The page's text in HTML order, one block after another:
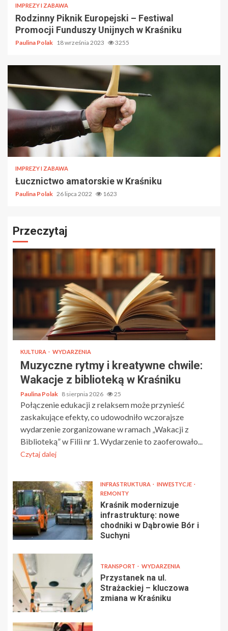
IMPREZY I ZABAWA
Rodzinny Piknik Europejski – Festiwal
Promocji Funduszy Unijnych w Kraśniku
Paulina Polak 18 września 2023 3255
IMPREZY I ZABAWA
Łucznictwo amatorskie w Kraśniku
Paulina Polak 26 lipca 2022 1623
Przeczytaj
KULTURA WYDARZENIA
Muzyczne rytmy i kreatywne chwile:
Wakacje z biblioteką w Kraśniku
Paulina Polak 8 sierpnia 2026 25
Połączenie edukacji z relaksem może przynieść
zaskakujące efekty, co udowodniło wczorajsze
wydarzenie zorganizowane w ramach „Wakacji z
Biblioteką” w Filii nr 1. Wydarzenie to zaoferowało...
Czytaj dalej
INFRASTRUKTURA
INWESTYCJE
REMONTY
Kraśnik modernizuje
infrastrukturę: nowe
chodniki w Dąbrowie Bór i
Suchyni
TRANSPORT WYDARZENIA
Przystanek na ul.
Strażackiej – kluczowa
zmiana w Kraśniku